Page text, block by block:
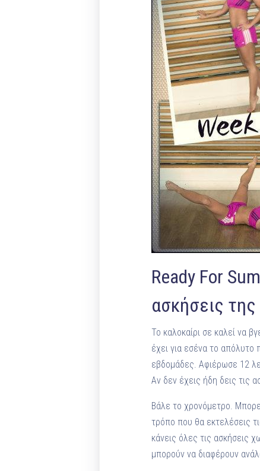
Ready For
ασκήσεις
To καλοκαίρι σε καλεί να
έχει για εσένα το απόλυτο
εβδομάδες. Αφιέρωσε 12
Αν δεν έχεις ήδη δεις τις
Βάλε το χρονόμετρο.
τρόπο που θα εκτελέσεις
κάνεις όλες τις ασκήσεις
μπορούν να διαφέρουν